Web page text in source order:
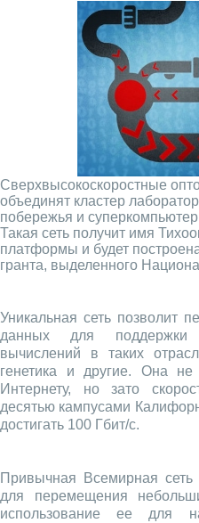
Сверхвысокоскоростные
объединят кластер
побережья и
Такая сеть получит имя
платформы и будет
гранта, выделенного
Уникальная сеть позволит
данных для поддержки
вычислений в таких
генетика и другие. Она
Интернету, но зато
десятью кампусами
достигать 100 Гбит/с.
Привычная Всемирная сеть
для перемещения
использование ее для